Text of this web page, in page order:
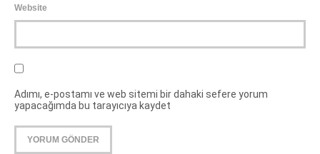
Website
Adımı, e-postamı ve web sitemi bir dahaki sefere yorum
yapacağımda bu tarayıcıya kaydet